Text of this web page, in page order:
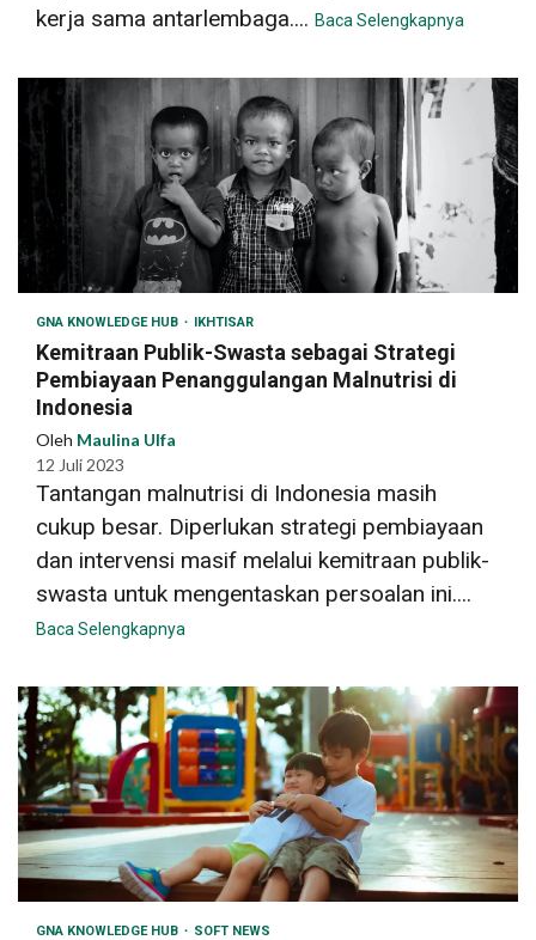
kerja sama antarlembaga.... Baca Selengkapnya
GNA KNOWLEDGE HUB IKHTISAR
Kemitraan Publik-Swasta sebagai Strategi
Pembiayaan Penanggulangan Malnutrisi di
Indonesia
Oleh Maulina Ulfa
12 Juli 2023
Tantangan malnutrisi di Indonesia masih
cukup besar. Diperlukan strategi pembiayaan
dan intervensi masif melalui kemitraan publik-
swasta untuk mengentaskan persoalan ini....
Baca Selengkapnya
GNA KNOWLEDGE HUB SOFT NEWS